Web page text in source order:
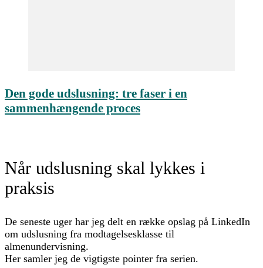
Den gode udslusning: tre faser i en
sammenhængende proces
Når udslusning skal lykkes i
praksis
De seneste uger har jeg delt en række opslag på LinkedIn
om udslusning fra modtagelsesklasse til
almenundervisning.
Her samler jeg de vigtigste pointer fra serien.